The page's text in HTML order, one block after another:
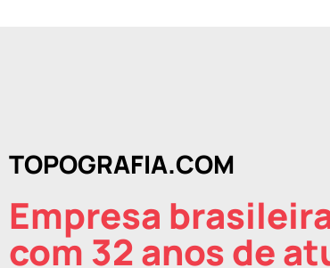
TOPOGRAFIA.COM
Empresa
com 32 anos de